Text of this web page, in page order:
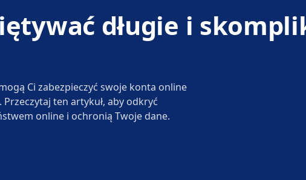
długie i
Ci zabezpieczyć swoje konta online
ten artykuł, aby odkryć
online i ochronią Twoje dane.